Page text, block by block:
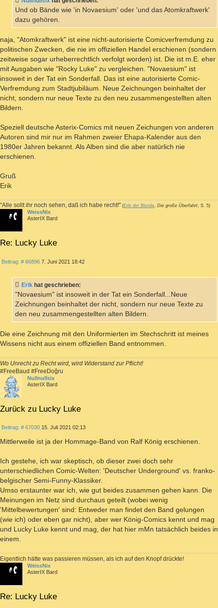
Und ob Bände wie 'in Novaesium' oder 'und das Atomkraftwerk'
dazu gehören.
naja, "Atomkraftwerk" ist eine nicht-autorisierte Comicverfremdung zu
politischen Zwecken, die nie im offiziellen Handel erschienen (sondern
zeitweise sogar urheberrechtlich verfolgt worden) ist. Die ist m.E. eher
mit Ausgaben wie "Rocky Luke" zu vergleichen. "Novaesium" ist
insoweit in der Tat ein Sonderfall. Das ist eine autorisierte Comic-
Verfremdung zum Stadtjubiläum. Neue Zeichnungen beinhaltet der
nicht, sondern nur neue Texte zu den neu zusammengestellten alten
Bildern.
Speziell deutsche Asterix-Comics mit neuen Zeichungen von anderen
Autoren sind mir nur im Rahmen zweier Ehapa-Kalender aus den
1980er Jahren bekannt. Als Alben sind die aber natürlich nie
erschienen.
Gruß
Erik
"Alle sollt ihr noch sehen, daß ich habe recht!" (Erik der Blonde, Die große Überfahrt, S. 5)
WeissNix
AsterIX Bard
Re: Lucky Luke
Beitrag: # 66896Beitrag
7. Juni 2021 18:42
Erik hat geschrieben:
"Novaesium" ist insoweit in der Tat ein Sonderfall...Neue
Zeichnungen beinhaltet der nicht, sondern nur neue Texte zu
den neu zusammengestellten alten Bildern.
Die eine Zeichnung mit den Uniformierten im Stechschritt ist meines
Wissens nicht aus einem offiziellen Band entnommen.
Wo Unrecht zu Recht wird, wird Widerstand zur Pflicht!
#FreeBaud #FreeDoğru
Nullnullsix
AsterIX Bard
Zurück zu Lucky Luke
Beitrag: # 67030Beitrag
15. Juli 2021 02:13
Mittlerweile ist ja der Hommage-Band von Ralf König erschienen.
Ich gestehe, ich war skeptisch, ob dieser zwei doch sehr
unterschiedlichen Comic-Welten: 'Deutscher Underground' vs. franko-
belgischer Semi-Funny-Klassiker.
Umso erstaunter war ich, wie gut beides zusammen gehen kann. Die
Meinungen im Netz sind durchaus geteilt (wobei wenig
'Mittelbewertungen' sind: Entweder man findet den Band gelungen
(wie ich) oder eben gar nicht), aber wer König-Comics kennt und mag
und Lucky Luke kennt und mag, der hat hier mMn tatsächlich beides in
einem.
Eigentlich hätte was passieren müssen, als ich auf den Knopf drückte!
WeissNix
AsterIX Bard
Re: Lucky Luke